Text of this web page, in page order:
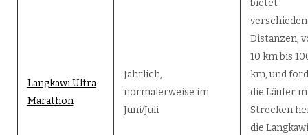
Langkawi Ultra
Marathon
Jährlich,
normalerweise im
Juni/Juli
bietet
Distanzen,
10 km bis
km, und
die Läufer
Strecken
die